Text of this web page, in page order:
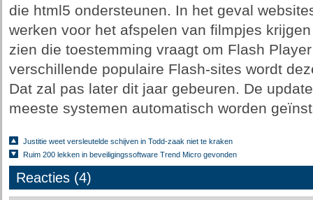
die html5 ondersteunen. In het geval
werken voor het afspelen van filmpjes
zien die toestemming vraagt om Flash
verschillende populaire Flash-sites wordt
Dat zal pas later dit jaar gebeuren. De
meeste systemen automatisch worden
Justitie weet versleutelde schijven in Todd-zaak niet te kraken
Ruim 200 lekken in beveiligingssoftware Trend Micro gevonden
Reacties (4)